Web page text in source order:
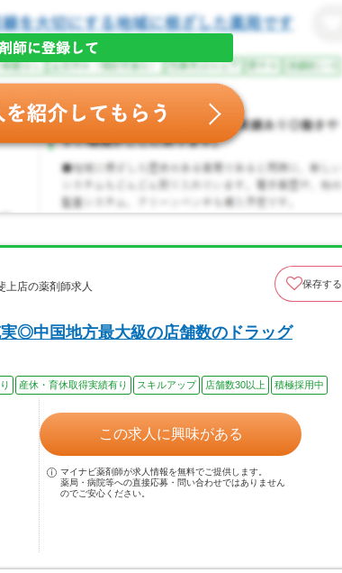
店の薬剤師求人
保存する
◎中国地方最大級の店舗数のドラッグ
産休・育休取得実績有り スキルアップ 店舗数30以上 積極採用中
この求人に興味がある
マイナビ薬剤師が求人情報を無料でご提供します。
薬局・病院等への直接応募・問い合わせではありません
のでご安心ください。